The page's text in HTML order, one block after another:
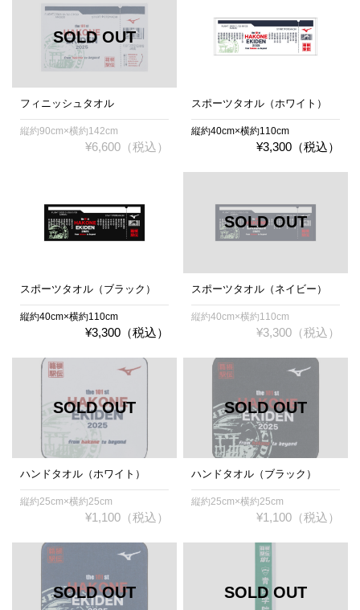
フィニッシュタオル
縦約90cm×横約142cm
¥6,600（税込）
スポーツタオル（ホワイト）
縦約40cm×横約110cm
¥3,300（税込）
スポーツタオル（ブラック）
縦約40cm×横約110cm
¥3,300（税込）
スポーツタオル（ネイビー）
縦約40cm×横約110cm
¥3,300（税込）
ハンドタオル（ホワイト）
縦約25cm×横約25cm
¥1,100（税込）
ハンドタオル（ブラック）
縦約25cm×横約25cm
¥1,100（税込）